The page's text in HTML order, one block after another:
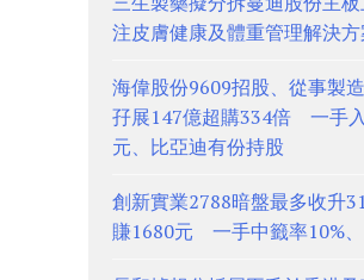
注皮膚健康及體重管理解決方
海偉股份9609招股、從事製
孖展147億超購334倍 一手
元、比亞迪有份持股
創新實業2788暗盤最多收升
賺1680元 一手中籤率10%